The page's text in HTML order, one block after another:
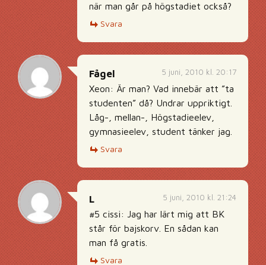
när man går på högstadiet också?
Svara
5 juni, 2010 kl. 20:17
Fågel
Xeon: Är man? Vad innebär att ”ta
studenten” då? Undrar uppriktigt.
Låg-, mellan-, Högstadieelev,
gymnasieelev, student tänker jag.
Svara
5 juni, 2010 kl. 21:24
L
#5 cissi: Jag har lärt mig att BK
står för bajskorv. En sådan kan
man få gratis.
Svara